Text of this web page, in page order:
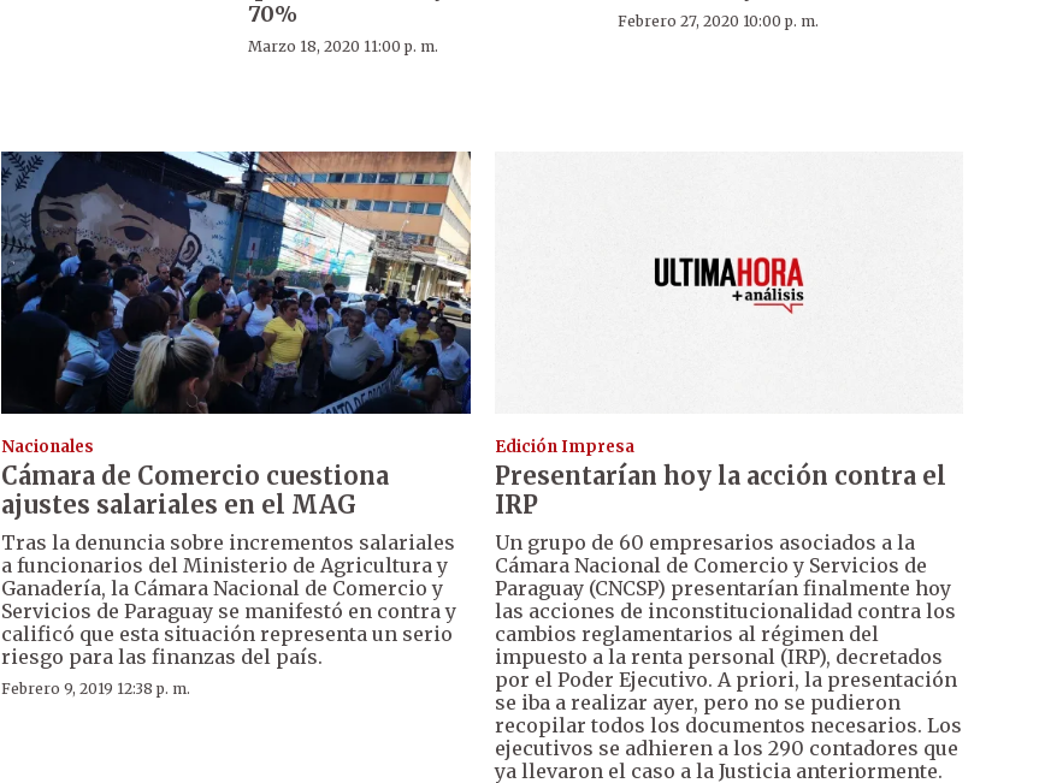
70%
Marzo 18, 2020 11:00 p. m.
Febrero 27, 2020 10:00 p. m.
Nacionales
Cámara de Comercio cuestiona
ajustes salariales en el MAG
Tras la denuncia sobre incrementos salariales
a funcionarios del Ministerio de Agricultura y
Ganadería, la Cámara Nacional de Comercio y
Servicios de Paraguay se manifestó en contra y
calificó que esta situación representa un serio
riesgo para las finanzas del país.
Febrero 9, 2019 12:38 p. m.
Edición Impresa
Presentarían hoy la acción contra el
IRP
Un grupo de 60 empresarios asociados a la
Cámara Nacional de Comercio y Servicios de
Paraguay (CNCSP) presentarían finalmente hoy
las acciones de inconstitucionalidad contra los
cambios reglamentarios al régimen del
impuesto a la renta personal (IRP), decretados
por el Poder Ejecutivo. A priori, la presentación
se iba a realizar ayer, pero no se pudieron
recopilar todos los documentos necesarios. Los
ejecutivos se adhieren a los 290 contadores que
ya llevaron el caso a la Justicia anteriormente.